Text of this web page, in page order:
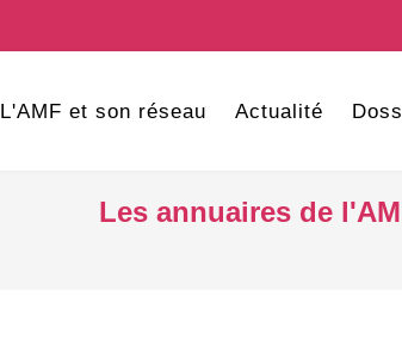
L'AMF et son réseau Actualité
Les annuaires de